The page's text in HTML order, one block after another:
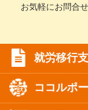
お気軽にお問合
就労移行
ココルポ